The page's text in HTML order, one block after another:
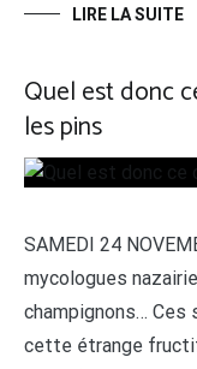
LIRE LA SUITE
Quel est donc
les pins
SAMEDI 24
mycologues
champignons…
cette étrange